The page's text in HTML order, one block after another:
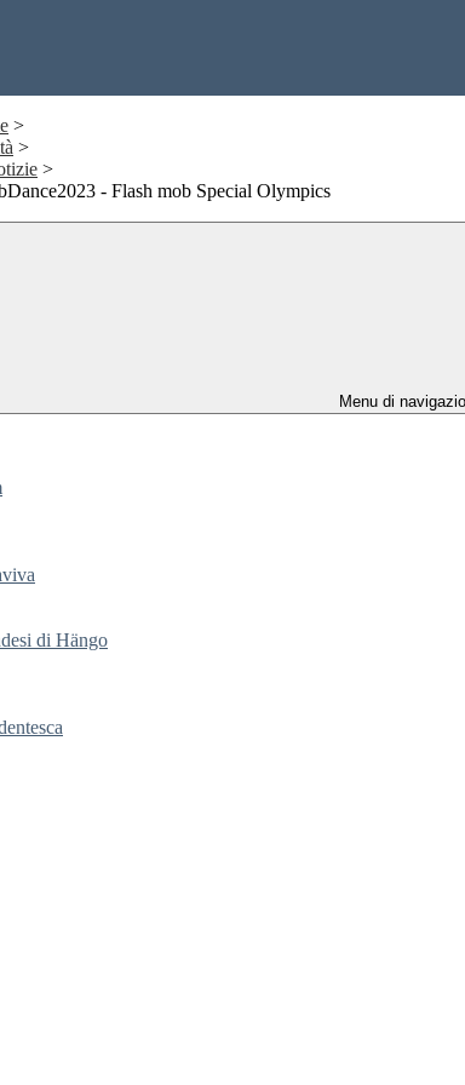
>
>
>
- Flash mob Special Olympics
Menu di
di Hängo